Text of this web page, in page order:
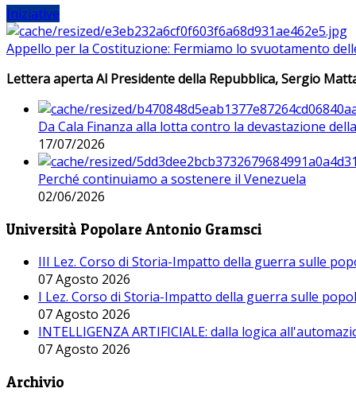
Iniziative
Appello per la Costituzione: Fermiamo lo svuotamento
Lettera aperta Al Presidente della Repubblica, Sergio
Da Cala Finanza alla lotta contro la devastazione
17/07/2026
Perché continuiamo a sostenere il Venezuela
02/06/2026
Università Popolare Antonio Gramsci
III Lez. Corso di Storia-Impatto della guerra sulle
07 Agosto 2026
I Lez. Corso di Storia-Impatto della guerra sulle
07 Agosto 2026
INTELLIGENZA ARTIFICIALE: dalla logica
07 Agosto 2026
Archivio